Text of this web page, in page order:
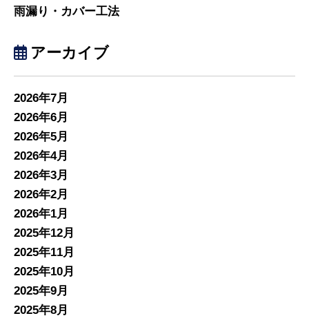
雨漏り・カバー工法
アーカイブ
2026年7月
2026年6月
2026年5月
2026年4月
2026年3月
2026年2月
2026年1月
2025年12月
2025年11月
2025年10月
2025年9月
2025年8月